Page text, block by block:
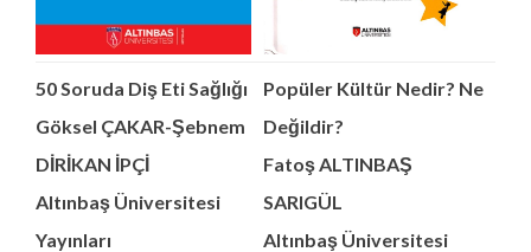
50 Soruda Diş Eti Sağlığı
Göksel ÇAKAR-Şebnem
DİRİKAN İPÇİ
Altınbaş Üniversitesi
Yayınları
Popüler Kültür Nedir? Ne
Değildir?
Fatoş ALTINBAŞ
SARIGÜL
Altınbaş Üniversitesi